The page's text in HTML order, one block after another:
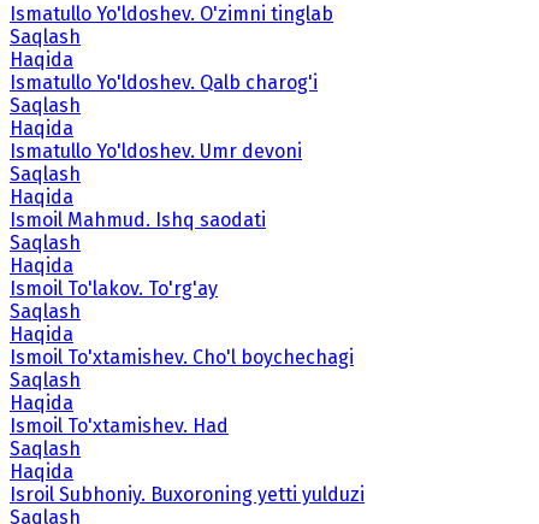
Ismatullo Yo'ldoshev. O'zimni tinglab
Saqlash
Haqida
Ismatullo Yo'ldoshev. Qalb charog'i
Saqlash
Haqida
Ismatullo Yo'ldoshev. Umr devoni
Saqlash
Haqida
Ismoil Mahmud. Ishq saodati
Saqlash
Haqida
Ismoil To'lakov. To'rg'ay
Saqlash
Haqida
Ismoil To'xtamishev. Cho'l boychechagi
Saqlash
Haqida
Ismoil To'xtamishev. Had
Saqlash
Haqida
Isroil Subhoniy. Buxoroning yetti yulduzi
Saqlash